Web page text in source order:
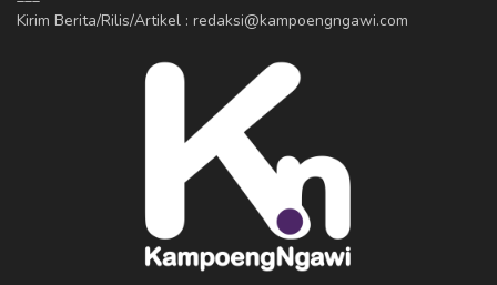
Kirim Berita/Rilis/Artikel : redaksi@kampoengngawi.com